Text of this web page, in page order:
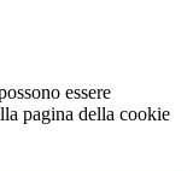
essere
pagina della cookie